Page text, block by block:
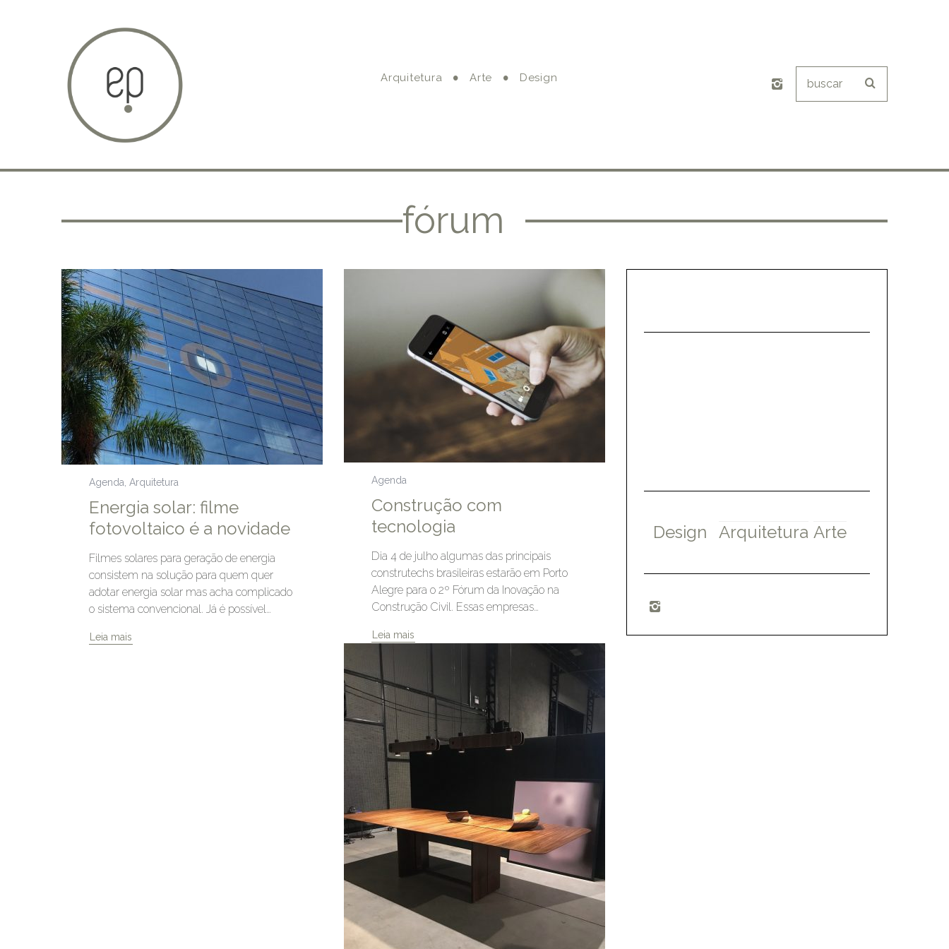
Arquitetura Arte Design
fórum
Agenda Arquitetura
Energia solar: filme
fotovoltaico é a novidade
Filmes solares para geração de energia
consistem na solução para quem quer
adotar energia solar mas acha complicado
o sistema convencional. Já é possível…
Leia mais
Agenda
Construção com
tecnologia
Dia 4 de julho algumas das principais
construtechs brasileiras estarão em Porto
Alegre para o 2º Fórum da Inovação na
Construção Civil. Essas empresas…
Leia mais
Design Arquitetura Arte